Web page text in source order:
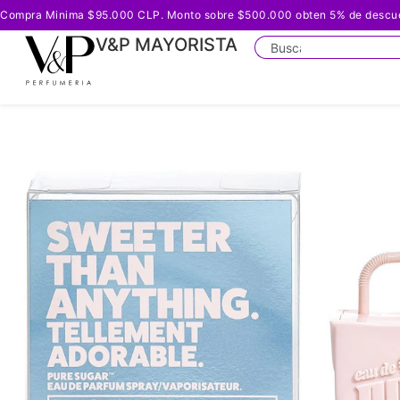
Compra Minima $95.000 CLP. Monto sobre $500.000 obten 5% de
V&P MAYORISTA